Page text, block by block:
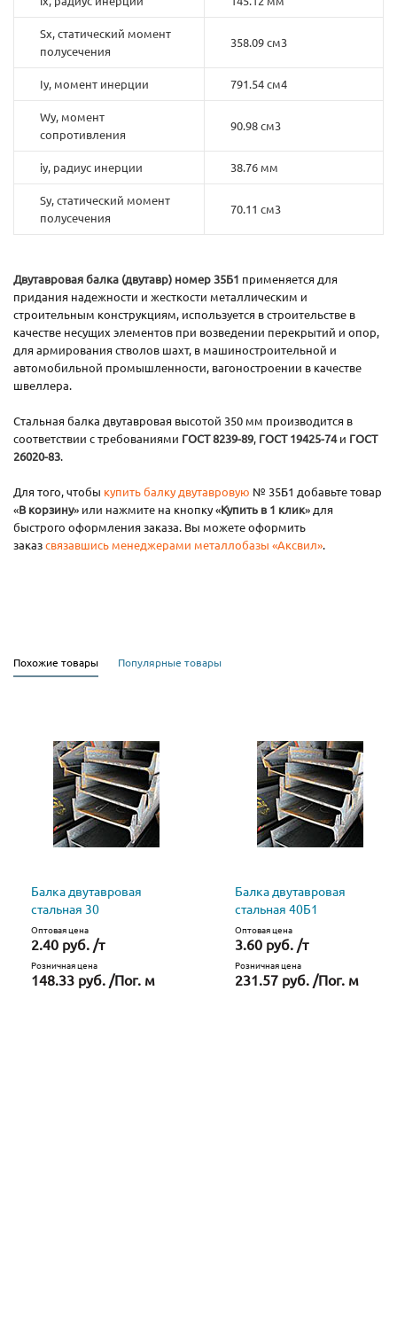
Sx, статический момент
полусечения
358.09 см3
Iy, момент инерции 791.54 см4
Wy, момент
сопротивления
90.98 см3
iy, радиус инерции 38.76 мм
Sy, статический момент
полусечения
70.11 см3
Двутавровая балка (двутавр) номер 35Б1 применяется для
придания надежности и жесткости металлическим и
строительным конструкциям, используется в строительстве в
качестве несущих элементов при возведении перекрытий и опор,
для армирования стволов шахт, в машиностроительной и
автомобильной промышленности, вагоностроении в качестве
швеллера.
Стальная балка двутавровая высотой 350 мм производится в
соответствии с требованиями ГОСТ 8239-89, ГОСТ 19425-74и ГОСТ
26020-83.
Для того, чтобы купить балку двутавровую № 35Б1 добавьте товар
«В корзину» или нажмите на кнопку «Купить в 1 клик» для
быстрого оформления заказа. Вы можете оформить
заказсвязавшись менеджерами металлобазы «Аксвил».
Похожие товары Популярные товары
Балка двутавровая
стальная 30
Оптовая цена
2.40 руб. /т
Розничная цена
148.33 руб. /Пог. м
Балка двутавровая
стальная 40Б1
Оптовая цена
3.60 руб. /т
Розничная цена
231.57 руб. /Пог. м